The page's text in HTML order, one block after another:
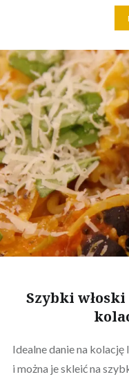
Szybki
Idealne danie na
i można je skleić na